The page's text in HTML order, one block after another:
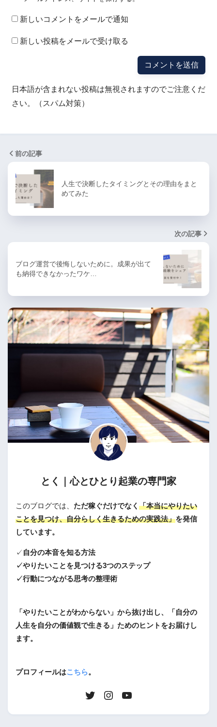
新しいコメントをメールで通知
新しい投稿をメールで受け取る
日本語が含まれない投稿は無視されますのでご注意くだ
さい。（スパム対策）
前の記事
人生で決断したタイミングとその理由をまと
めてみた
次の記事
ブログ運営で後悔しないために。成果が出て
も納得できなかったワケ…
とく｜心とひとり起業の専門家
このブログでは、 ただ稼ぐだけでなく 「本当にやりたい
ことを見つけ、自分らしく生きるための実践法」を発信
しています。
✓ 自分の本音を知る方法
✓やりたいことを見つける3つのステップ
✓行動につながる思考の整理術
「やりたいことがわからない」から抜け出し、「自分の
人生を自分の価値観で生きる」ためのヒントをお届けし
ます。
プロフィールはこちら。